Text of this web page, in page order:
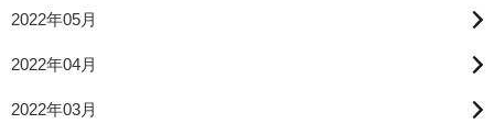
2022年05月
2022年04月
2022年03月